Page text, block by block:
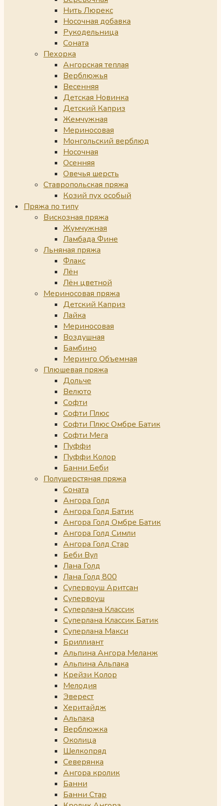
Нить Люрекс
Носочная добавка
Рукодельница
Соната
Пехорка
Ангорская теплая
Верблюжья
Весенняя
Детская Новинка
Детский Каприз
Жемчужная
Мериносовая
Монгольский верблюд
Носочная
Осенняя
Овечья шерсть
Ставропольская пряжа
Козий пух особый
Пряжа по типу
Вискозная пряжа
Жумчужная
Ламбада Фине
Льняная пряжа
Флакс
Лён
Лён цветной
Мериносовая пряжа
Детский Каприз
Лайка
Мериносовая
Воздушная
Бамбино
Меринго Объемная
Плюшевая пряжа
Дольче
Велюто
Софти
Софти Плюс
Софти Плюс Омбре Батик
Софти Мега
Пуффи
Пуффи Колор
Банни Беби
Полушерстяная пряжа
Соната
Ангора Голд
Ангора Голд Батик
Ангора Голд Омбре Батик
Ангора Голд Симли
Ангора Голд Стар
Беби Вул
Лана Голд
Лана Голд 800
Супервоуш Аритсан
Супервоуш
Суперлана Классик
Суперлана Классик Батик
Суперлана Макси
Бриллиант
Альпина Ангора Меланж
Альпина Альпака
Крейзи Колор
Мелодия
Эверест
Херитайдж
Альпака
Верблюжка
Околица
Шелкопряд
Северянка
Ангора кролик
Банни
Банни Стар